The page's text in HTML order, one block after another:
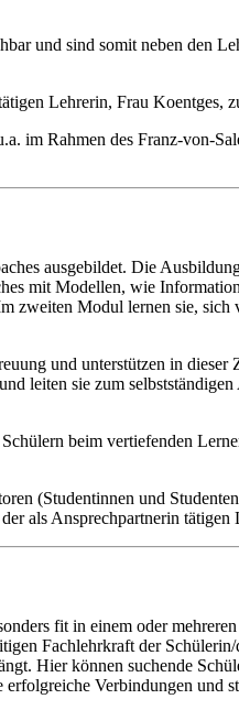
und sind somit neben den
Lehrerin, Frau Koentges,
im Rahmen des Franz-von-
ausgebildet. Die
mit Modellen, wie
zweiten Modul lernen sie,
und unterstützen in
leiten sie zum
beim vertiefenden
(Studentinnen und
als Ansprechpartnerin
fit in einem oder
Fachlehrkraft der
Hier können suchende
Verbindungen und